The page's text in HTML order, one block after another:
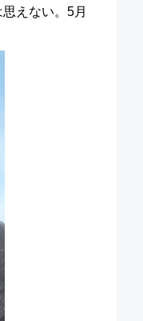
えない。5月